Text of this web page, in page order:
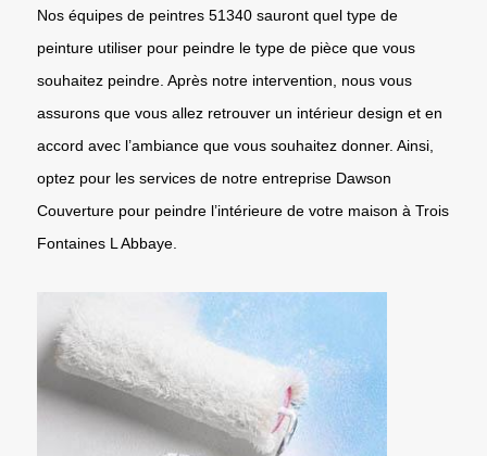
Nos équipes de peintres 51340 sauront quel type de
peinture utiliser pour peindre le type de pièce que vous
souhaitez peindre. Après notre intervention, nous vous
assurons que vous allez retrouver un intérieur design et en
accord avec l’ambiance que vous souhaitez donner. Ainsi,
optez pour les services de notre entreprise Dawson
Couverture pour peindre l’intérieure de votre maison à Trois
Fontaines L Abbaye.